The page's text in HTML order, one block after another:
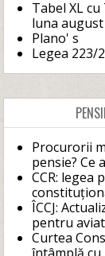
Tabel XL
luna
Plano' s
Legea 223/
Procurorii
pensie? Ce
CCR: legea
ÎCCJ:
pentru
Curtea